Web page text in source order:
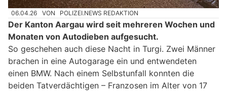
06.04.26 VON POLIZEI.NEWS REDAKTION
Der Kanton Aargau wird seit mehreren Wochen und
Monaten von Autodieben aufgesucht.
So geschehen auch diese Nacht in Turgi. Zwei Männer
brachen in eine Autogarage ein und entwendeten
einen BMW. Nach einem Selbstunfall konnten die
beiden Tatverdächtigen – Franzosen im Alter von 17